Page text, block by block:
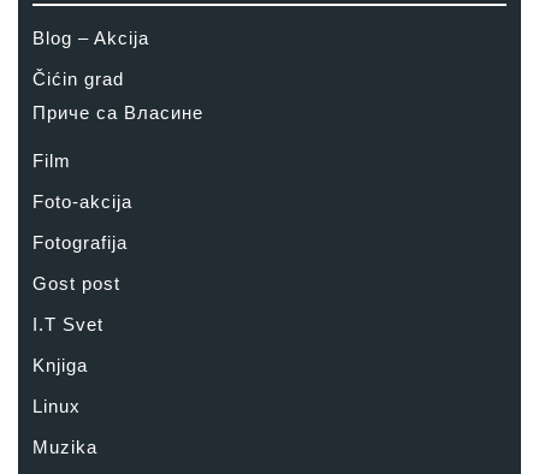
Blog – Akcija
Čićin grad
Приче са Власине
Film
Foto-akcija
Fotografija
Gost post
I.T Svet
Knjiga
Linux
Muzika